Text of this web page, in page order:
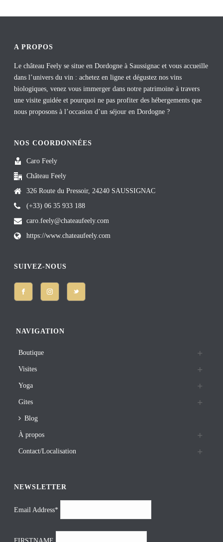
A PROPOS
Le château Feely se situe en Dordogne à Saussignac et vous accueille
dans l’univers du vin : achetez en ligne et dégustez nos vins
biologiques, venez vous immerger dans notre patrimoine à travers
une visite guidée et pourquoi ne pas profiter des hébergements que
nous proposons à l’occasion d’un séjour en Dordogne ?
NOS COORDONNÉES
Caro Feely
Château Feely
326 Route du Pressoir, 24240 SAUSSIGNAC
(+33) 06 35 933 188
caro.feely@chateaufeely.com
https://www.chateaufeely.com
SUIVEZ-NOUS
NAVIGATION
Boutique
Visites
Yoga
Gites
Blog
À propos
Contact/Localisation
NEWSLETTER
Email Address*